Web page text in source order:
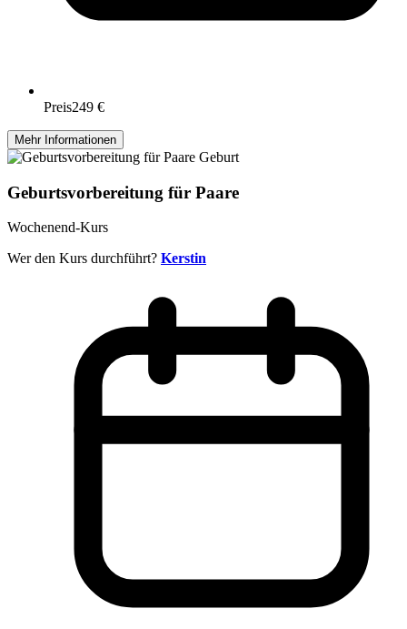
Preis249 €
Mehr Informationen
Geburt
Geburtsvorbereitung für Paare
Wochenend-Kurs
Wer den Kurs durchführt? Kerstin